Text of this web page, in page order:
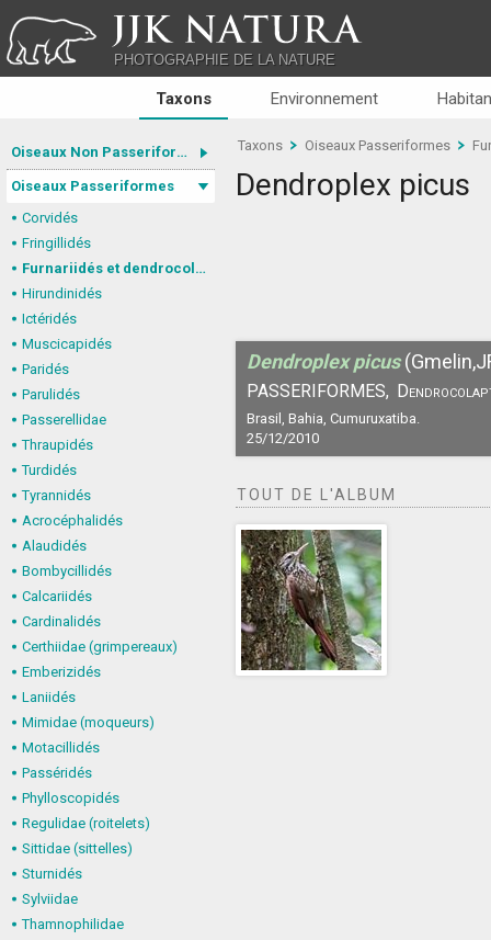
JJK NATURA
PHOTOGRAPHIE DE LA NATURE
Taxons Environnement
Oiseaux Non Passeriformes
Oiseaux Passeriformes
Corvidés
Fringillidés
Furnariidés et dendrocolaptidés
Hirundinidés
Ictéridés
Muscicapidés
Paridés
Parulidés
Passerellidae
Thraupidés
Turdidés
Tyrannidés
Acrocéphalidés
Alaudidés
Bombycillidés
Calcariidés
Cardinalidés
Certhiidae (grimpereaux)
Emberizidés
Laniidés
Mimidae (moqueurs)
Motacillidés
Passéridés
Phylloscopidés
Regulidae (roitelets)
Sittidae (sittelles)
Sturnidés
Sylviidae
Thamnophilidae
Taxons Oiseaux Passeriformes
Dendroplex picus
Dendroplex picus
PASSERIFORMES,
Brasil, Bahia, Cumuruxatiba.
25/12/2010
TOUT DE L'ALBUM